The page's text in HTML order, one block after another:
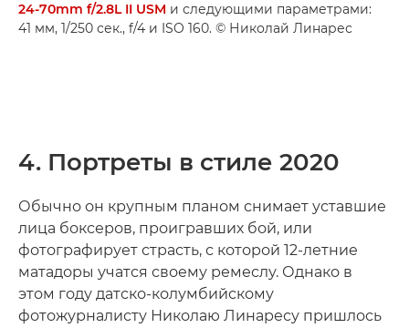
24-70mm f/2.8L II USM и следующими параметрами:
41 мм, 1/250 сек., f/4 и ISO 160. © Николай Линарес
4. Портреты в стиле 2020
Обычно он крупным планом снимает уставшие
лица боксеров, проигравших бой, или
фотографирует страсть, с которой 12-летние
матадоры учатся своему ремеслу. Однако в
этом году датско-колумбийскому
фотожурналисту Николаю Линаресу пришлось